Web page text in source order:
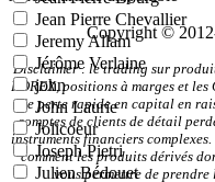
Jean Pierre Chevallier
Jeremy Allam
Jérôme Verlaine
john
John Laurie
Jolicoeur
Joseph Pietri
Julien Bédouet
Copyright ©
Disclaimer : le trading sur
FOREX, positions à marges et
de perte rapide en capital en
comptes de clients de détail
instruments financiers complexes.
comment les produits dérivés
vous permettre de